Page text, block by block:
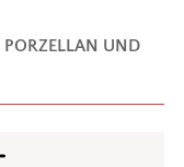
PORZELLAN UND